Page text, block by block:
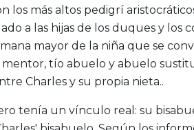
los más altos pedigrí
a las hijas de los duques y los
mayor de la niña que se
mentor, tío abuelo y abuelo
Charles y su propia nieta..
tenía un vínculo real: su